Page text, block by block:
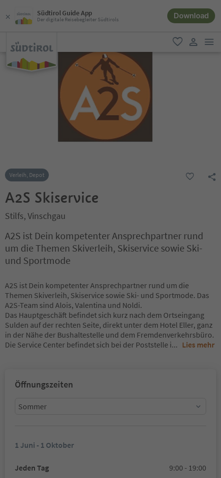
Südtirol Guide App
Der digitale Reisebegleiter Südtirols Download
favorit
Verleih, Depot
A2S Skiservice
Stilfs, Vinschgau
A2S ist Dein kompetenter Ansprechpartner rund
um die Themen Skiverleih, Skiservice sowie Ski-
und Sportmode
A2S ist Dein kompetenter Ansprechpartner rund um die
Themen Skiverleih, Skiservice sowie Ski- und Sportmode. Das
A2S-Team sind Alois, Valentina und Noldi.
Das Hauptgeschäft befindet sich kurz nach dem Ortseingang
Sulden auf der rechten Seite, direkt unter dem Hotel Eller, ganz
in der Nähe der Bushaltestelle und dem Fremdenverkehrsbüro.
Die Service Center befindet sich bei der Poststelle i... Lies mehr
Öffnungszeiten
Sommer
1 Juni - 1 Oktober
Jeden Tag 9:00 - 19:00